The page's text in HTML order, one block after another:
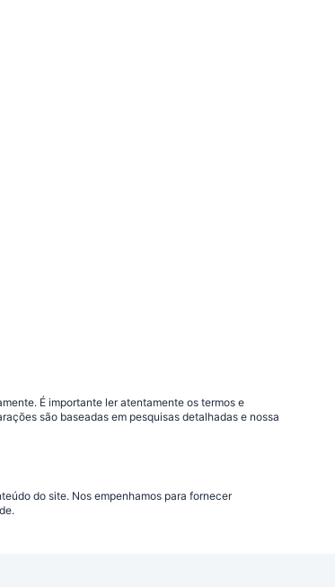
É importante ler atentamente os termos e
são baseadas em pesquisas detalhadas e nossa
do site. Nos empenhamos para fornecer